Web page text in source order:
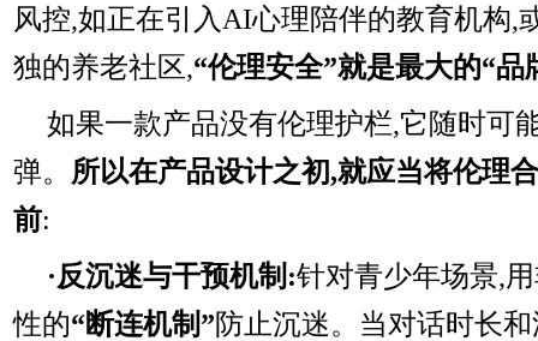
风控,如正在引入AI心理陪伴的教育机构,
独的养老社区,“伦理安全”就是最大的“品
如果一款产品没有伦理护栏,它随时可
弹。 所以在产品设计之初,就应当将伦理
前:
·反沉迷与干预机制:针对青少年场景,
性的“断连机制”防止沉迷。当对话时长